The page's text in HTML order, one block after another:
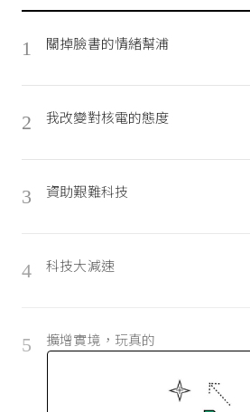
1 關掉臉書的情緒幫浦
2 我改變對核電的態度
3 資助艱難科技
4 科技大減速
5 擴增實境，玩真的